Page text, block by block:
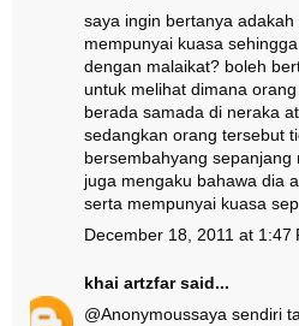
saya ingin bertanya
mempunyai kuasa
dengan malaikat? boleh
untuk melihat dimana
berada samada di neraka
sedangkan orang tersebut
bersembahyang sepanjang
juga mengaku bahawa dia
serta mempunyai kuasa
December 18, 2011 at 1:47
khai artzfarsaid...
@Anonymoussaya sendiri